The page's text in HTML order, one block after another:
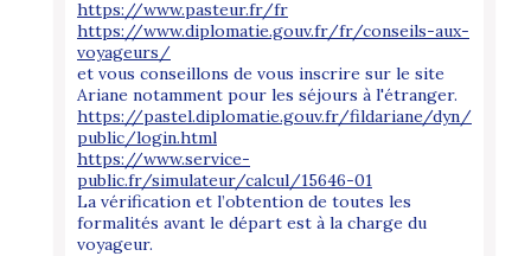
https://www.pasteur.fr/fr
https://www.diplomatie.gouv.fr/fr/conseils-aux-
voyageurs/
et vous conseillons de vous inscrire sur le site
Ariane notamment pour les séjours à l'étranger.
https://pastel.diplomatie.gouv.fr/fildariane/dyn/
public/login.html
https://www.service-
public.fr/simulateur/calcul/15646-01
La vérification et l’obtention de toutes les
formalités avant le départ est à la charge du
voyageur.